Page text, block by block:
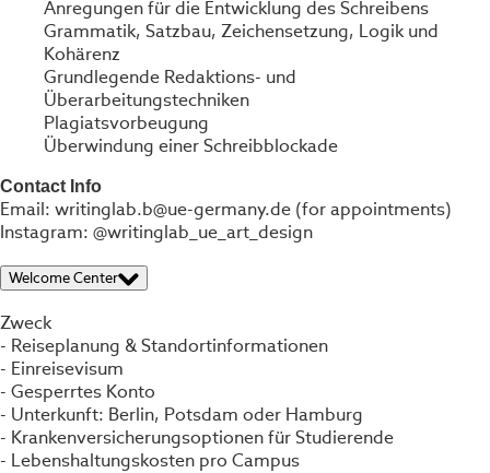
Anregungen für die Entwicklung des Schreibens
Grammatik, Satzbau, Zeichensetzung, Logik und
Kohärenz
Grundlegende Redaktions- und
Überarbeitungstechniken
Plagiatsvorbeugung
Überwindung einer Schreibblockade
Contact Info
Email: writinglab.b@ue-germany.de (for appointments)
Instagram: @writinglab_ue_art_design
Welcome Center
Zweck
- Reiseplanung & Standortinformationen
- Einreisevisum
- Gesperrtes Konto
- Unterkunft: Berlin, Potsdam oder Hamburg
- Krankenversicherungsoptionen für Studierende
- Lebenshaltungskosten pro Campus